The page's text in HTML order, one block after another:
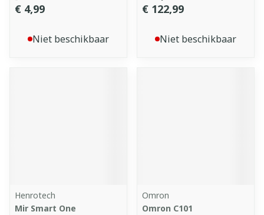
€ 4,99
Niet beschikbaar
€ 122,99
Niet beschikbaar
Henrotech
Mir Smart One
Omron
Omron C101